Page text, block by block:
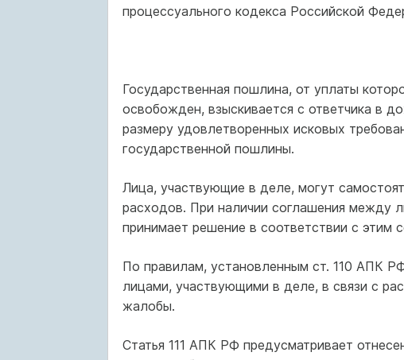
процессуального кодекса Российской
Государственная пошлина, от уплаты
освобожден, взыскивается с ответчика в
размеру удовлетворенных исковых
государственной пошлины.
Лица, участвующие в деле, могут
расходов. При наличии соглашения между
принимает решение в соответствии с этим
По правилам, установленным ст. 110 АПК
лицами, участвующими в деле, в связи с
жалобы.
Статья 111 АПК РФ предусматривает